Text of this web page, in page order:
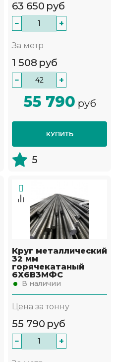
63 650 руб
− +
За метр
1 508 руб
− +
55 790 руб
КУПИТЬ
5
Круг металлический
32 мм
горячекатаный
6Х6В3МФС
В наличии
Цена за тонну
55 790 руб
− +